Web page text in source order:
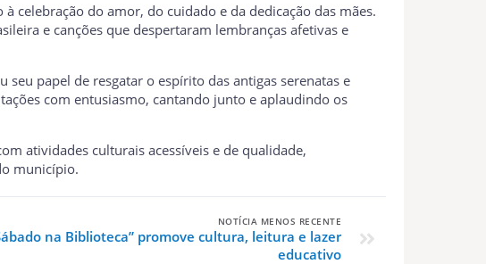
celebração do amor, do cuidado e da dedicação das mães.
e canções que despertaram lembranças afetivas e
papel de resgatar o espírito das antigas serenatas e
com entusiasmo, cantando junto e aplaudindo os
atividades culturais acessíveis e de qualidade,
município.
NOTÍCIA MENOS RECENTE
na Biblioteca” promove cultura, leitura e lazer
educativo